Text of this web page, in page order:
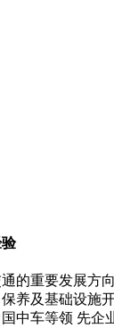
的重要发展方
养及基础设施
中车等领 先企